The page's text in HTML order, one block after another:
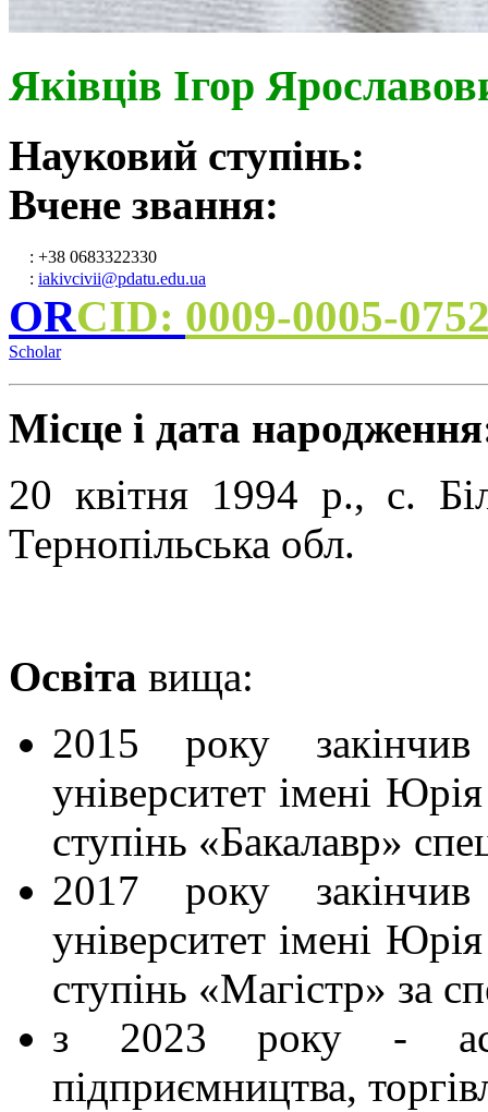
Яківців Ігор
Науковий ступінь:
Вчене звання:
: +38 0683322330
: iakivcivii@pdatu.edu.ua
ORCID: 0009-0005-
Scholar
Місце і дата
20 квітня 1994 р., с.
Тернопільська обл.
Освіта вища:
2015 року закінчив
університет імені
ступінь «Бакалавр»
2017 року закінчив
університет імені
ступінь «Магістр» за
з 2023 року -
підприємництва,